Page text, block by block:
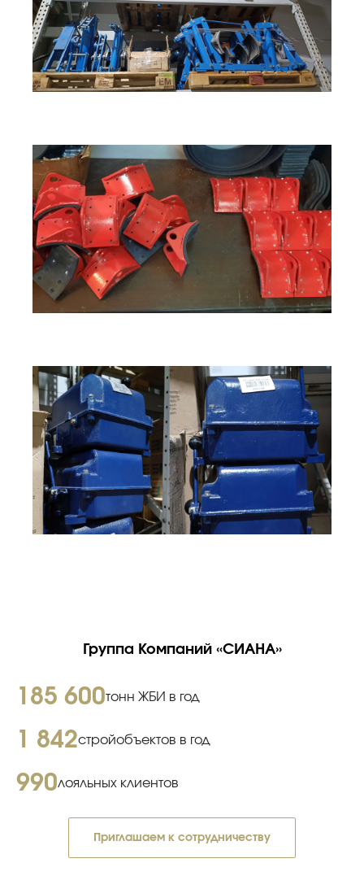
Группа Компаний «СИАНА»
185 600тонн ЖБИ в год
1 842стройобъектов в год
990лояльных клиентов
Приглашаем к сотрудничеству